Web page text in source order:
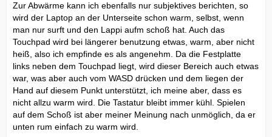
Zur Abwärme kann ich ebenfalls nur subjektives berichten, so
wird der Laptop an der Unterseite schon warm, selbst, wenn
man nur surft und den Lappi aufm schoß hat. Auch das
Touchpad wird bei längerer benutzung etwas, warm, aber nicht
heiß, also ich empfinde es als angenehm. Da die Festplatte
links neben dem Touchpad liegt, wird dieser Bereich auch etwas
war, was aber auch vom WASD drücken und dem liegen der
Hand auf diesem Punkt unterstützt, ich meine aber, dass es
nicht allzu warm wird. Die Tastatur bleibt immer kühl. Spielen
auf dem Schoß ist aber meiner Meinung nach unmöglich, da er
unten rum einfach zu warm wird.